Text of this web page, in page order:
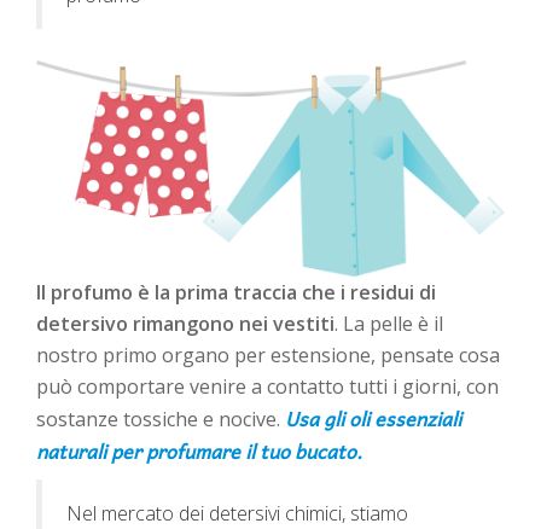
Il profumo è la prima traccia che i residui di
detersivo rimangono nei vestiti. La pelle è il
nostro primo organo per estensione, pensate cosa
può comportare venire a contatto tutti i giorni, con
sostanze tossiche e nocive. Usa gli oli essenziali
naturali per profumare il tuo bucato.
Nel mercato dei detersivi chimici, stiamo